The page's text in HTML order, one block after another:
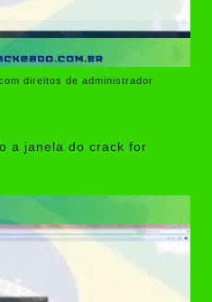
direitos de administrador
a janela do crack for